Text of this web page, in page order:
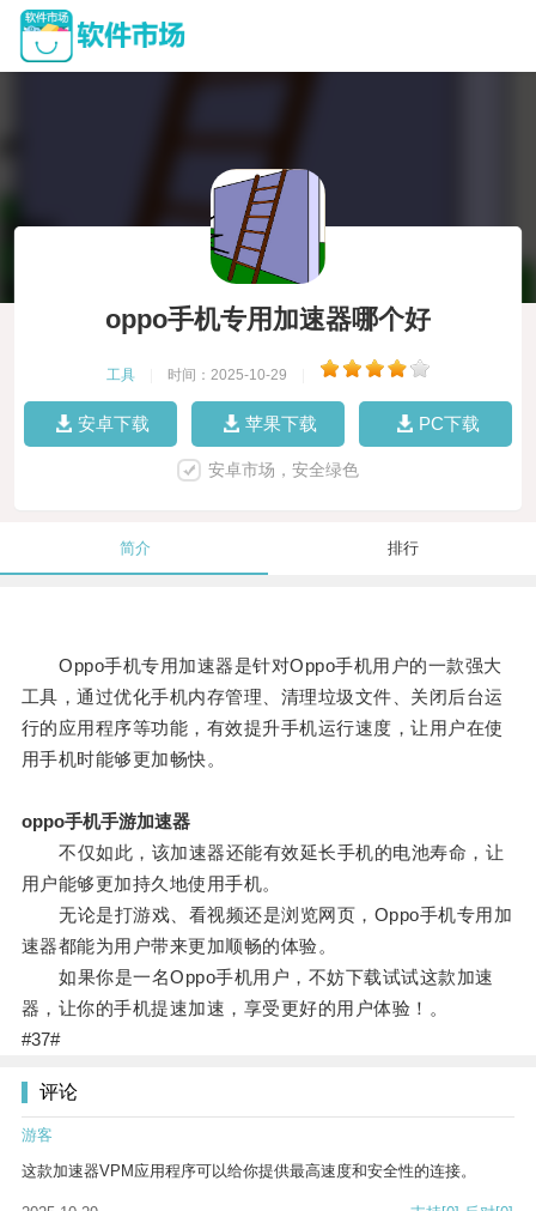
oppo手机专用加速器哪个好
工具 时间：2025-10-29
安卓下载 苹果下载 PC下载
安卓市场，安全绿色
简介 排行
Oppo手机专用加速器是针对Oppo手机用户的一款强大
工具，通过优化手机内存管理、清理垃圾文件、关闭后台运
行的应用程序等功能，有效提升手机运行速度，让用户在使
用手机时能够更加畅快。
oppo手机手游加速器
不仅如此，该加速器还能有效延长手机的电池寿命，让
用户能够更加持久地使用手机。
无论是打游戏、看视频还是浏览网页，Oppo手机专用加
速器都能为用户带来更加顺畅的体验。
如果你是一名Oppo手机用户，不妨下载试试这款加速
器，让你的手机提速加速，享受更好的用户体验！。
#37#
评论
游客
这款加速器VPM应用程序可以给你提供最高速度和安全性的连接。